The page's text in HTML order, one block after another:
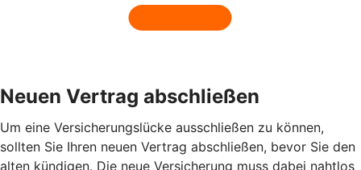
Neuen Vertrag abschließen
Um eine Versicherungslücke ausschließen zu können,
sollten Sie Ihren neuen Vertrag abschließen, bevor Sie den
alten kündigen. Die neue Versicherung muss dabei nahtlos